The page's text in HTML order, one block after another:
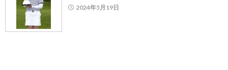
2024年5月19日